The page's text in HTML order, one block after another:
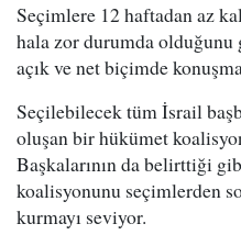
Seçimlere 12 haftadan az
hala zor durumda olduğunu
açık ve net biçimde
Seçilebilecek tüm İsrail
oluşan bir hükümet
Başkalarının da belirttiği
koalisyonunu seçimlerden
kurmayı seviyor.